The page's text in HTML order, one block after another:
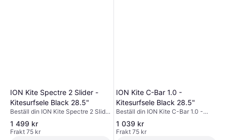
ION Kite Spectre 2 Slider -
Kitesurfsele Black 28.5"
Beställ din ION Kite Spectre 2 Slider
- Kitesurfsele Black 28.5" -
utrustning på Hardloop ✓ Fri frakt &
returer ✓ Expertråd
1 499 kr
Frakt 75 kr
ION Kite C-Bar 1.0 -
Kitesurfsele Black 28.5"
Beställ din ION Kite C-Bar 1.0 -
Kitesurfsele Black 28.5" -utrustning
på Hardloop ✓ Fri frakt & returer ✓
Expertråd
1 039 kr
Frakt 75 kr